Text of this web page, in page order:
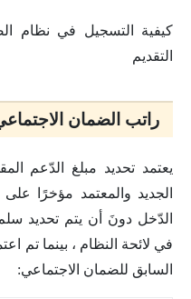
كيفية التسجيل في نظام
التقديم
راتب الضمان
يعتمد تحديد مبلغ الدّعم
الجديد والمعتمد مؤخرًا
الدّخل دونَ أن يتم تحديد
في لائحة النظام ، بينما تم
السابق للضمان الاجتماعي: